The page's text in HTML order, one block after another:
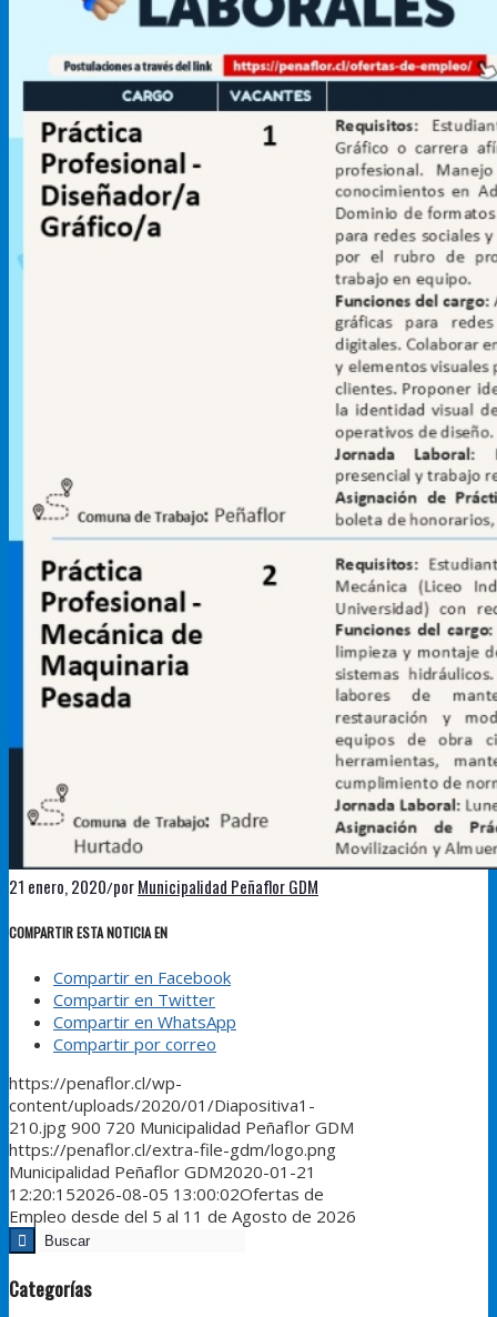
21 enero, 2020/porMunicipalidad Peñaflor GDM
COMPARTIR ESTA NOTICIA EN
Compartir en Facebook
Compartir en Twitter
Compartir en WhatsApp
Compartir por correo
https://penaflor.cl/wp-
content/uploads/2020/01/Diapositiva1-
210.jpg 900 720 Municipalidad Peñaflor GDM
https://penaflor.cl/extra-file-gdm/logo.png
Municipalidad Peñaflor GDM2020-01-21
12:20:152026-08-05 13:00:02Ofertas de
Empleo desde del 5 al 11 de Agosto de 2026
Categorías